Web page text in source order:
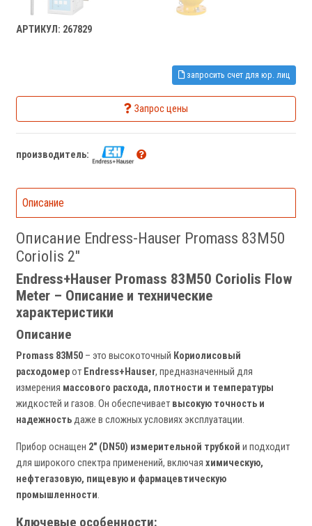
АРТИКУЛ: 267829
запросить счет для юр. лиц
Запрос цены
производитель:
Описание
Описание Endress-Hauser Promass 83M50
Coriolis 2"
Endress+Hauser Promass 83M50 Coriolis Flow
Meter – Описание и технические
характеристики
Описание
Promass 83M50 – это высокоточный Кориолисовый
расходомерот Endress+Hauser, предназначенный для
измерения массового расхода, плотности и температуры
жидкостей и газов. Он обеспечивает высокую точность и
надежностьдаже в сложных условиях эксплуатации.
Прибор оснащен 2" (DN50) измерительной трубкой и подходит
для широкого спектра применений, включая химическую,
нефтегазовую, пищевую и фармацевтическую
промышленности.
Ключевые особенности: